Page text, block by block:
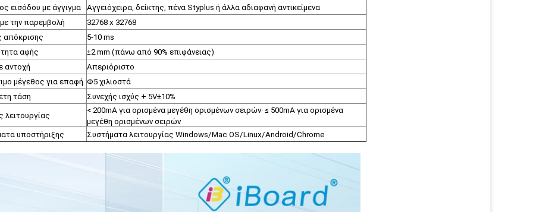
εισόδου με άγγιγμα
Αγγειόχειρα, δείκτης, πένα Styplus ή άλλα αδιαφανή αντικείμενα
την παρεμβολή
32768 x 32768
απόκρισης
5-10 ms
αφής
±2 mm (πάνω από 90% επιφάνειας)
αντοχή
Απεριόριστο
μέγεθος για επαφή Φ5 χιλιοστά
τάση
Συνεχής ισχύς + 5V±10%
λειτουργίας
< 200mA για ορισμένα μεγέθη ορισμένων σειρών· ≤ 500mA για ορισμένα
μεγέθη ορισμένων σειρών
υποστήριξης
Συστήματα λειτουργίας Windows/Mac OS/Linux/Android/Chrome